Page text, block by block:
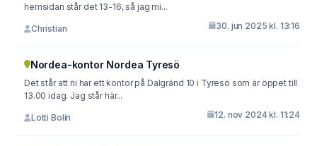
hemsidan står det 13-16, så jag mi...
Christian 30. jun 2025 kl. 13:16
Nordea-kontor Nordea Tyresö
Det står att ni har ett kontor på Dalgränd 10 i Tyresö som är öppet till
13.00 idag. Jag står här...
Lotti Bolin 12. nov 2024 kl. 11:24